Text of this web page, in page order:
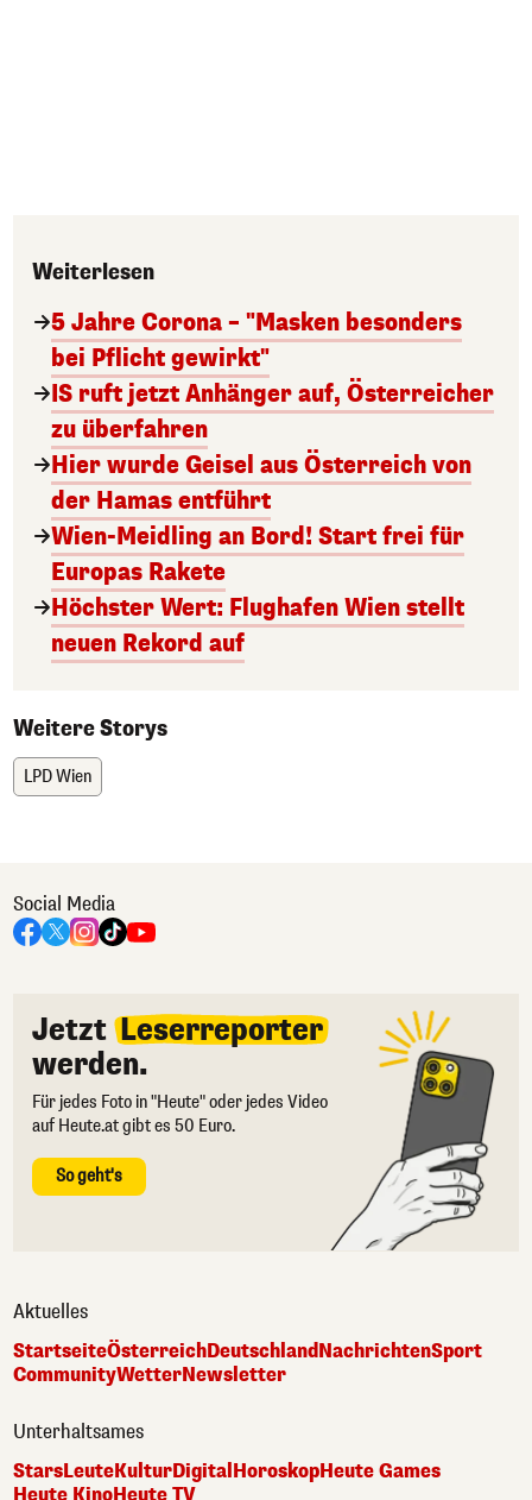
Weiterlesen
5 Jahre Corona – "Masken besonders
bei Pflicht gewirkt"
IS ruft jetzt Anhänger auf, Österreicher
zu überfahren
Hier wurde Geisel aus Österreich von
der Hamas entführt
Wien-Meidling an Bord! Start frei für
Europas Rakete
Höchster Wert: Flughafen Wien stellt
neuen Rekord auf
Weitere Storys
LPD Wien
Social Media
Jetzt Leserreporter
werden.
Für jedes Foto in "Heute" oder jedes Video
auf Heute.at gibt es 50 Euro.
So geht's
Aktuelles
StartseiteÖsterreichDeutschlandNachrichtenSport
CommunityWetterNewsletter
Unterhaltsames
StarsLeuteKulturDigital HoroskopHeute Games
Heute KinoHeute TV